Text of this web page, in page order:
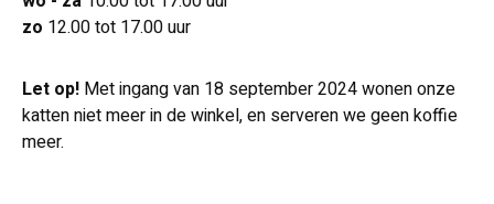
zo 12.00 tot 17.00 uur
Let op! Met ingang van 18 september 2024 wonen onze
katten niet meer in de winkel, en serveren we geen koffie
meer.